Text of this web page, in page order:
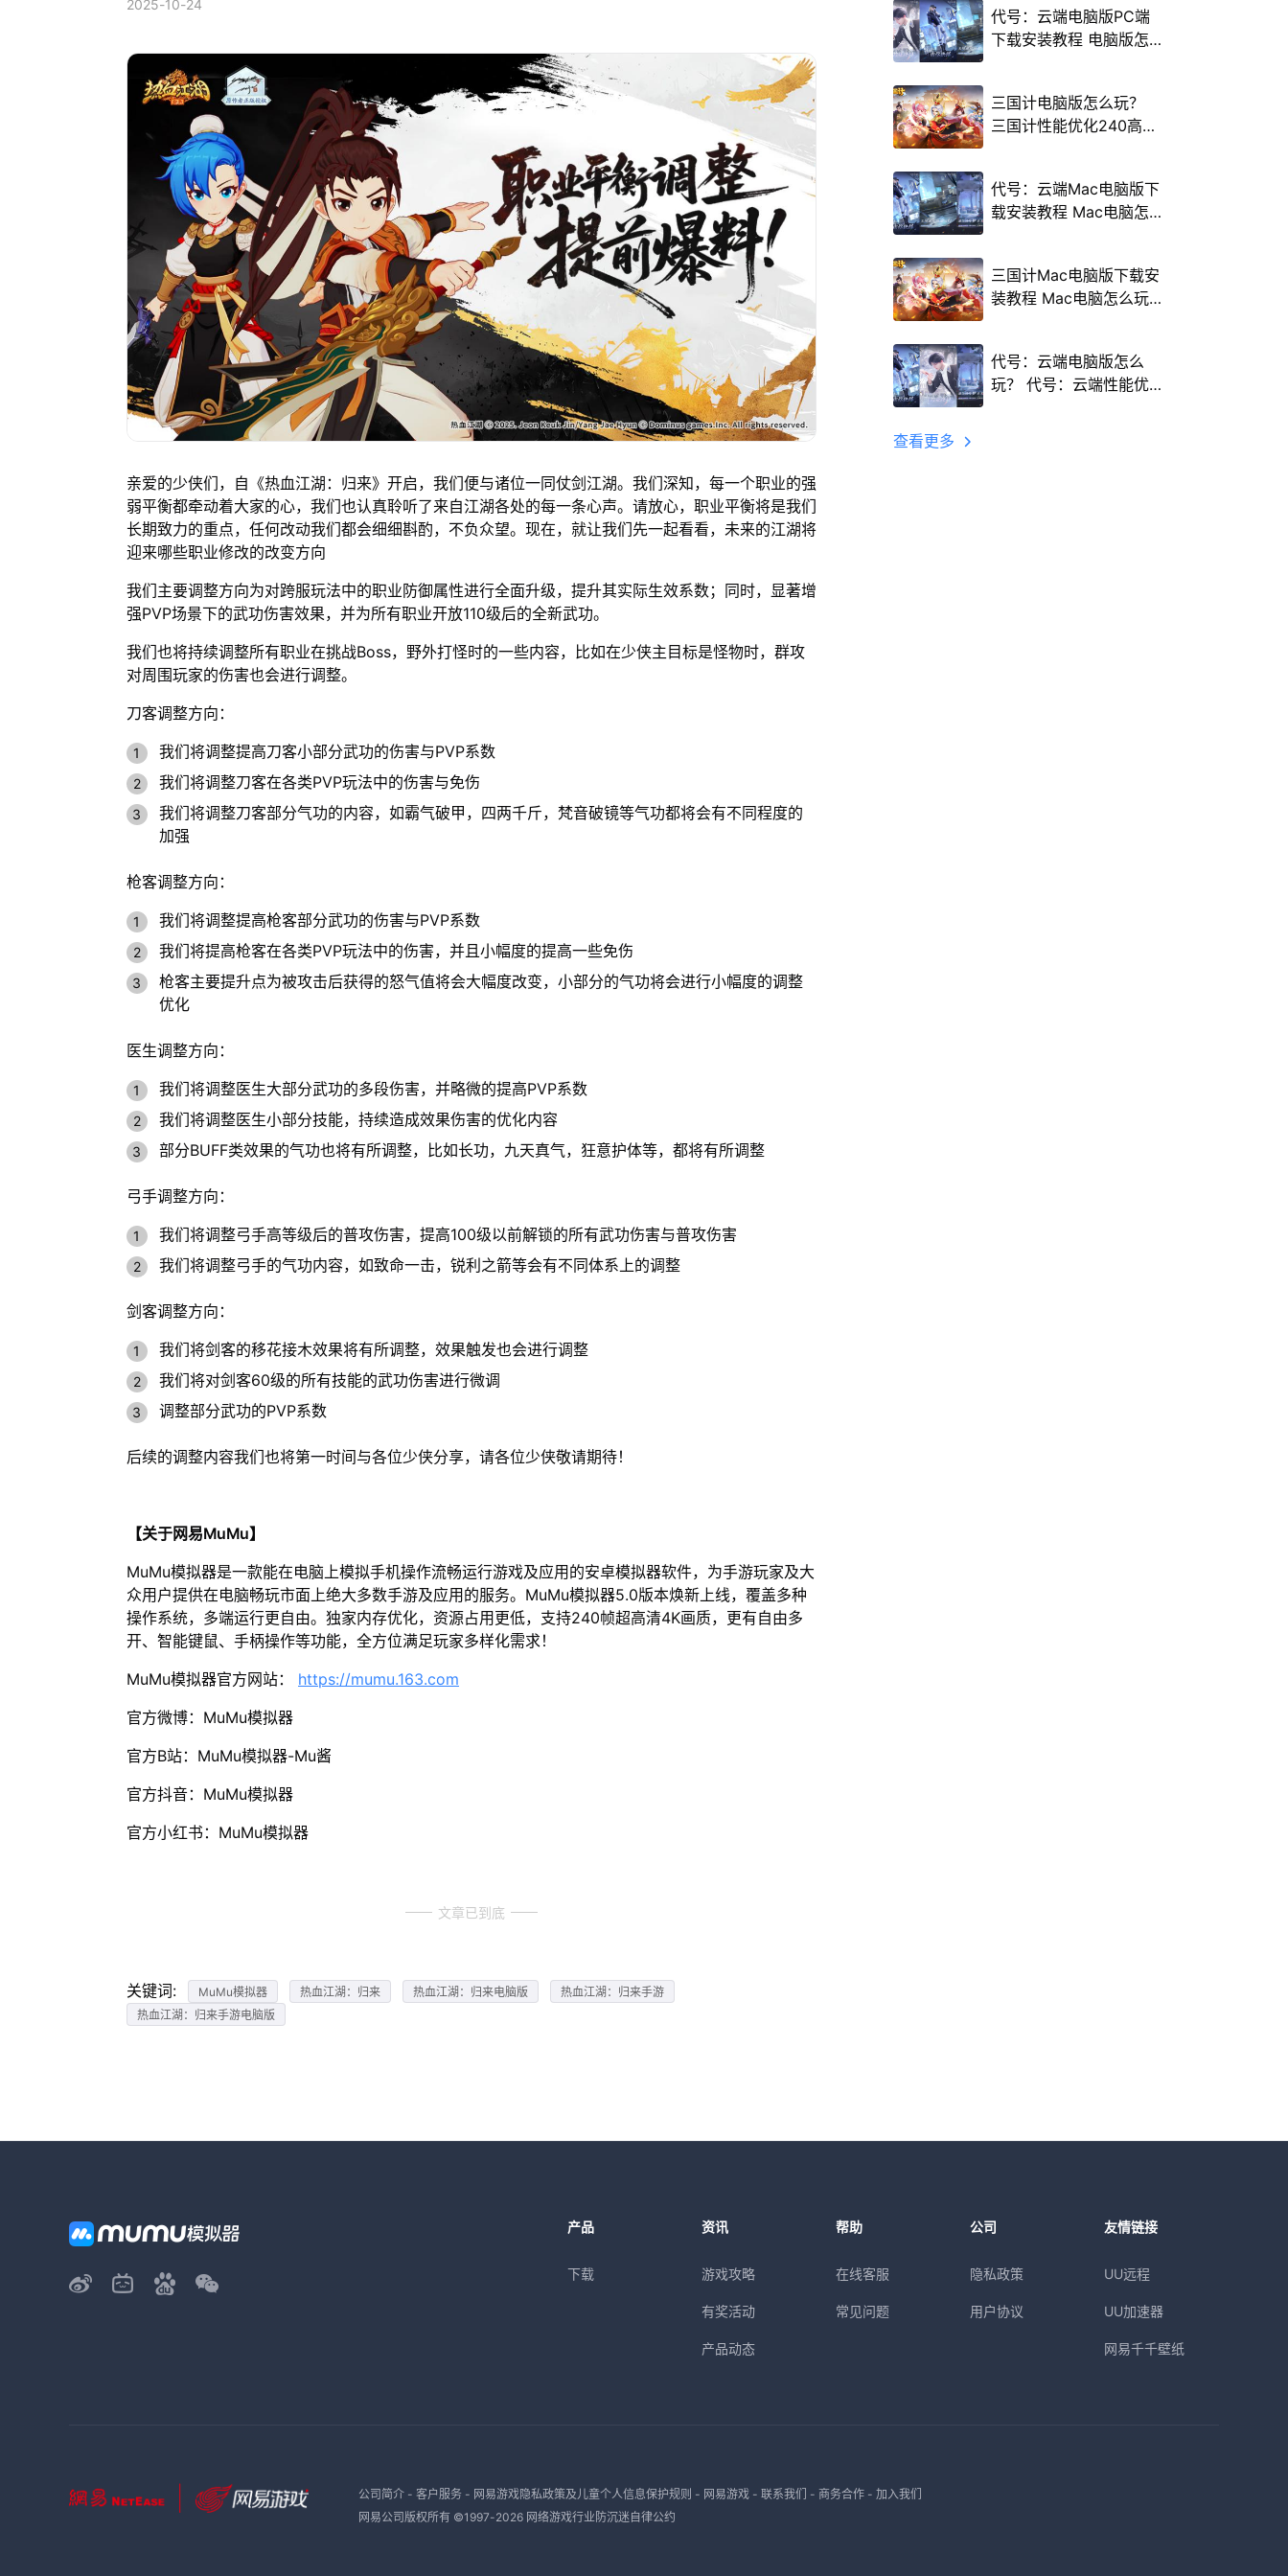
2025-10-24
亲爱的少侠们，自《热血江湖：归来》开启，我们便与诸位一同仗剑江湖。我们深知，每一个职业的强
弱平衡都牵动着大家的心，我们也认真聆听了来自江湖各处的每一条心声。请放心，职业平衡将是我们
长期致力的重点，任何改动我们都会细细斟酌，不负众望。现在，就让我们先一起看看，未来的江湖将
迎来哪些职业修改的改变方向
我们主要调整方向为对跨服玩法中的职业防御属性进行全面升级，提升其实际生效系数；同时，显著增
强PVP场景下的武功伤害效果，并为所有职业开放110级后的全新武功。
我们也将持续调整所有职业在挑战Boss，野外打怪时的一些内容，比如在少侠主目标是怪物时，群攻
对周围玩家的伤害也会进行调整。
刀客调整方向：
我们将调整提高刀客小部分武功的伤害与PVP系数
我们将调整刀客在各类PVP玩法中的伤害与免伤
我们将调整刀客部分气功的内容，如霸气破甲，四两千斤，梵音破镜等气功都将会有不同程度的
加强
枪客调整方向：
我们将调整提高枪客部分武功的伤害与PVP系数
我们将提高枪客在各类PVP玩法中的伤害，并且小幅度的提高一些免伤
枪客主要提升点为被攻击后获得的怒气值将会大幅度改变，小部分的气功将会进行小幅度的调整
优化
医生调整方向：
我们将调整医生大部分武功的多段伤害，并略微的提高PVP系数
我们将调整医生小部分技能，持续造成效果伤害的优化内容
部分BUFF类效果的气功也将有所调整，比如长功，九天真气，狂意护体等，都将有所调整
弓手调整方向：
我们将调整弓手高等级后的普攻伤害，提高100级以前解锁的所有武功伤害与普攻伤害
我们将调整弓手的气功内容，如致命一击，锐利之箭等会有不同体系上的调整
剑客调整方向：
我们将剑客的移花接木效果将有所调整，效果触发也会进行调整
我们将对剑客60级的所有技能的武功伤害进行微调
调整部分武功的PVP系数
后续的调整内容我们也将第一时间与各位少侠分享，请各位少侠敬请期待！
【关于网易MuMu】
MuMu模拟器是一款能在电脑上模拟手机操作流畅运行游戏及应用的安卓模拟器软件，为手游玩家及大
众用户提供在电脑畅玩市面上绝大多数手游及应用的服务。MuMu模拟器5.0版本焕新上线，覆盖多种
操作系统，多端运行更自由。独家内存优化，资源占用更低，支持240帧超高清4K画质，更有自由多
开、智能键鼠、手柄操作等功能，全方位满足玩家多样化需求！
MuMu模拟器官方网站： https://mumu.163.com
官方微博：MuMu模拟器
官方B站：MuMu模拟器-Mu酱
官方抖音：MuMu模拟器
官方小红书：MuMu模拟器
文章已到底
关键词: MuMu模拟器 热血江湖：归来 热血江湖：归来电脑版
热血江湖：归来手游
热血江湖：归来手游电脑版
代号：云端电脑版PC端
下载安装教程 电脑版怎
三国计电脑版怎么玩？
三国计性能优化240高帧
代号：云端Mac电脑版下
载安装教程 Mac电脑怎
三国计Mac电脑版下载安
装教程 Mac电脑怎么玩
代号：云端电脑版怎么
玩？ 代号：云端性能优
查看更多
产品
下载
资讯
游戏攻略
有奖活动
产品动态
帮助
在线客服
常见问题
公司
隐私政策
用户协议
友情链接
UU远程
UU加速器
网易千千壁纸
公司简介- 客户服务- 网易游戏隐私政策及儿童个人信息保护规则 - 网易游戏- 联系我们 - 商务合作- 加入我们
网易公司版权所有 ©1997-2026 网络游戏行业防沉迷自律公约